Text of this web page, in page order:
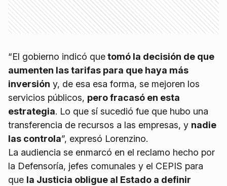
“El gobierno indicó quetomó la decisión de que
aumenten las tarifas para que haya más
inversión y, de esa esa forma, se mejoren los
servicios públicos, pero fracasó en esta
estrategia. Lo que sí sucedió fue que hubo una
transferencia de recursos a las empresas, y nadie
las controla”, expresó Lorenzino.
La audiencia se enmarcó en el reclamo hecho por
la Defensoría, jefes comunales y el CEPIS para
que la Justicia obligue al Estado a definir